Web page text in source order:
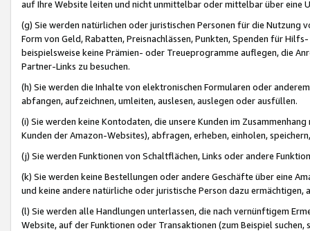
auf Ihre Website leiten und nicht unmittelbar oder mittelbar über eine
(g) Sie werden natürlichen oder juristischen Personen für die Nutzung
Form von Geld, Rabatten, Preisnachlässen, Punkten, Spenden für
beispielsweise keine Prämien- oder Treueprogramme auflegen, die
Partner-Links zu besuchen.
(h) Sie werden die Inhalte von elektronischen Formularen oder
abfangen, aufzeichnen, umleiten, auslesen, auslegen oder ausfüllen.
(i) Sie werden keine Kontodaten, die unsere Kunden im
Kunden der Amazon-Websites), abfragen, erheben, einholen,
(j) Sie werden Funktionen von Schaltflächen, Links oder andere
(k) Sie werden keine Bestellungen oder andere Geschäfte über eine
und keine andere natürliche oder juristische Person dazu
(l) Sie werden alle Handlungen unterlassen, die nach vernünftigem
Website, auf der Funktionen oder Transaktionen (zum Beispiel